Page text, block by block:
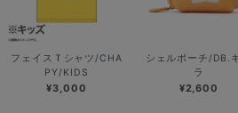
フェイスＴシャツ/CHA
PY/KIDS
¥3,000
シェルポーチ/DB.
ラ
¥2,600